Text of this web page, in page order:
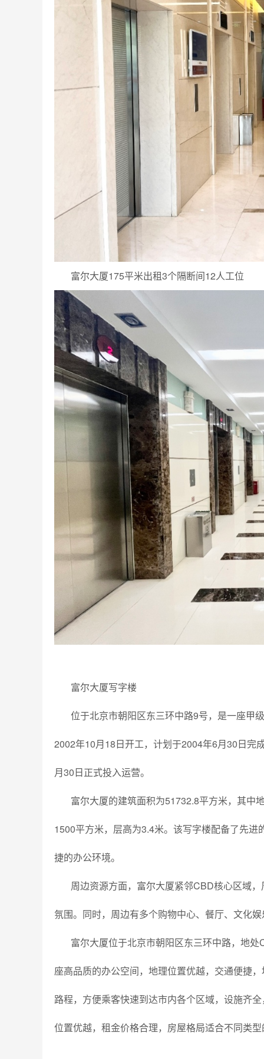
富尔大厦175平米出租3个隔断间12人工位
富尔大厦写字楼
位于北京市朝阳区东三环中路9号，是一座甲
2002年10月18日开工，计划于2004年6月30日完
月30日正式投入运营。
富尔大厦的建筑面积为51732.8平方米，其中
1500平方米，层高为3.4米。该写字楼配备了先
捷的办公环境。
周边资源方面，富尔大厦紧邻CBD核心区域
氛围。同时，周边有多个购物中心、餐厅、文化
富尔大厦位于北京市朝阳区东三环中路，地
座高品质的办公空间，地理位置优越，交通便捷，
路程，方便乘客快速到达市内各个区域， 设施齐
位置优越，租金价格合理，房屋格局适合不同类